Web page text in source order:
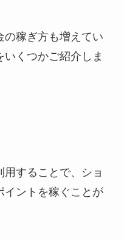
の稼ぎ方も増えてい
くつかご紹介しま
することで、ショ
イントを稼ぐことが